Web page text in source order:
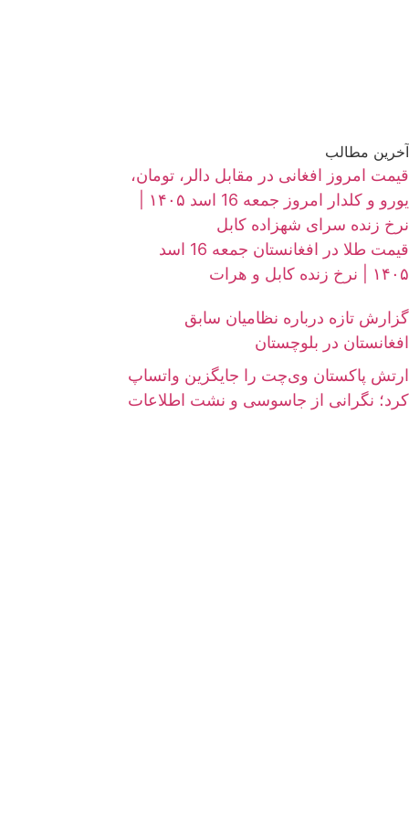
آخرین مطالب
قیمت امروز افغانی در مقابل دالر، تومان،
نرخ زنده سرای شهزاده کابل
قیمت طلا در افغانستان جمعه 16 اسد
۱۴۰۵ | نرخ زنده کابل و هرات
گزارش تازه درباره نظامیان سابق
افغانستان در بلوچستان
ارتش پاکستان وی‌چت را جایگزین واتساپ
کرد؛ نگرانی از جاسوسی و نشت اطلاعات